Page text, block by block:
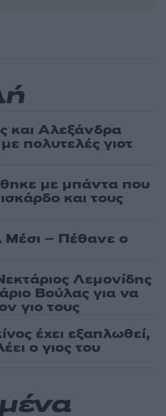
και Αλεξάνδρα
πολυτελές γιοτ
με μπάντα που
και τους
Μέσι – Πέθανε ο
Λεμονίδης
Βούλας για να
γιο τους
έχει εξαπλωθεί,
ο γιος του